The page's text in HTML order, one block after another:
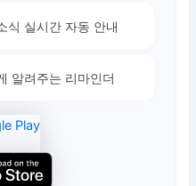
식 실시간 자동 안내
알려주는 리마인더